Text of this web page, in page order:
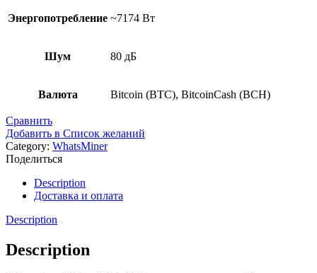
Энергопотребление ~7174 Вт
Шум 80 дБ
Валюта Bitcoin (BTC), BitcoinCash (BCH)
Сравнить
Добавить в Список желаний
Category: WhatsMiner
Поделиться
Description
Доставка и оплата
Description
Description